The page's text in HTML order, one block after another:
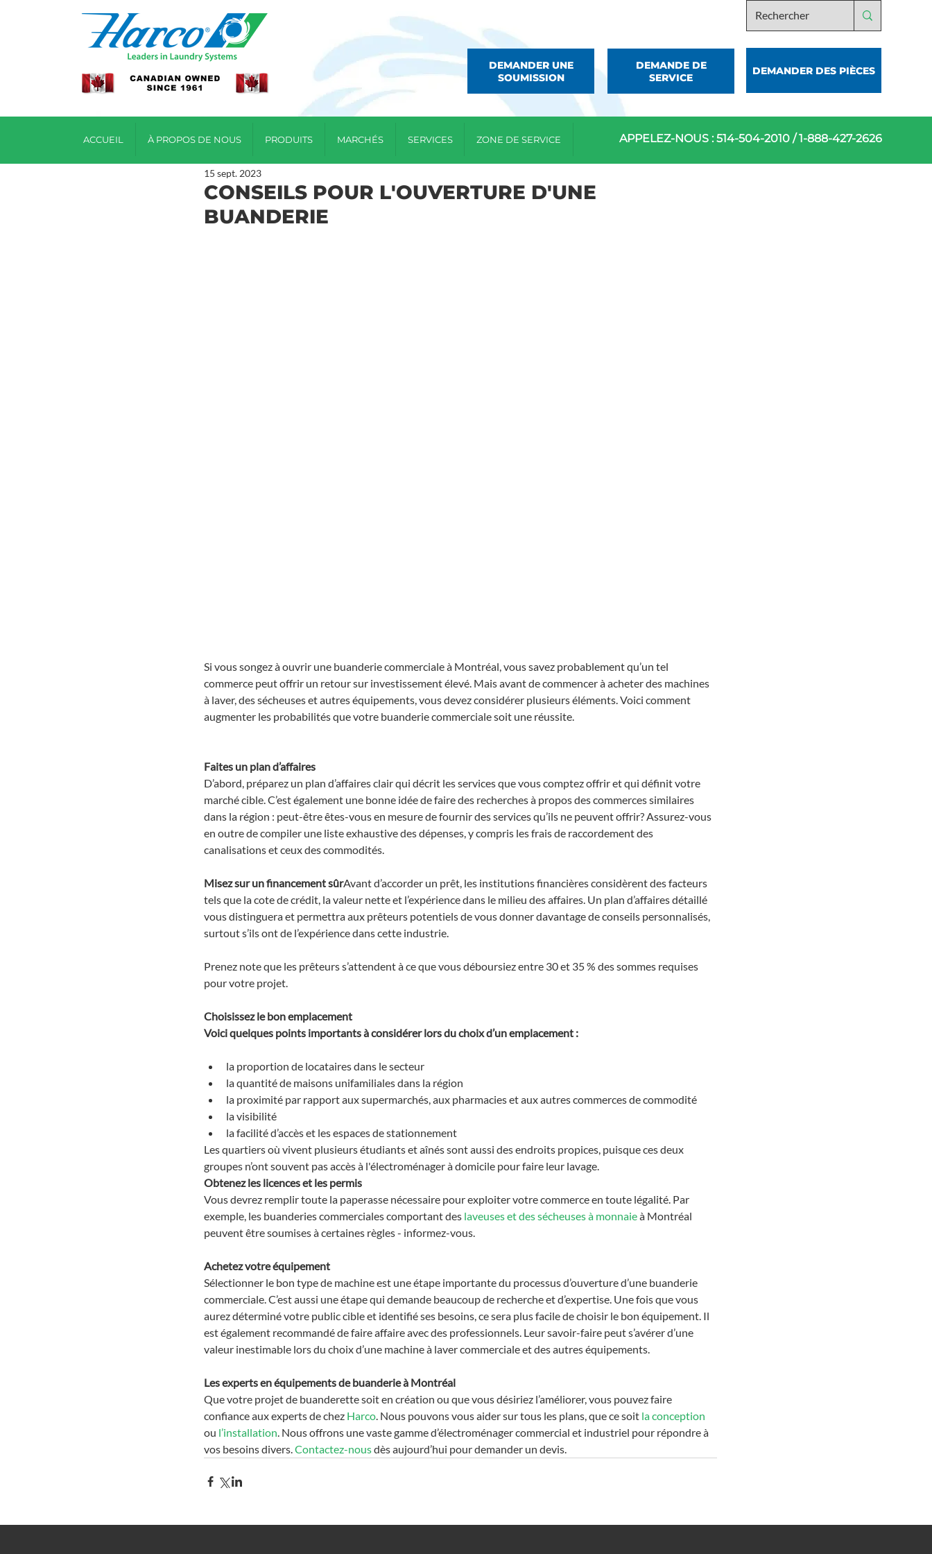
DEMANDER UNE
SOUMISSION
DEMANDE DE
SERVICE
DEMANDER DES PIÈCES
ACCUEIL À PROPOS DE NOUS PRODUITS MARCHÉS SERVICES ZONE DE SERVICE APPELEZ-NOUS : 514-504-2010 /1-888-427-2626
CONSEILS POUR L'OUVERTURE D'UNE
BUANDERIE
15 sept. 2023
Si vous songez à ouvrir une buanderie commerciale à Montréal, vous savez probablement qu’un tel
commerce peut offrir un retour sur investissement élevé. Mais avant de commencer à acheter des machines
à laver, des sécheuses et autres équipements, vous devez considérer plusieurs éléments. Voici comment
augmenter les probabilités que votre buanderie commerciale soit une réussite.
Faites un plan d’affaires
D’abord, préparez un plan d’affaires clair qui décrit les services que vous comptez offrir et qui définit votre
marché cible. C’est également une bonne idée de faire des recherches à propos des commerces similaires
dans la région : peut-être êtes-vous en mesure de fournir des services qu’ils ne peuvent offrir? Assurez-vous
en outre de compiler une liste exhaustive des dépenses, y compris les frais de raccordement des
canalisations et ceux des commodités.
Misez sur un financement sûrAvant d’accorder un prêt, les institutions financières considèrent des facteurs
tels que la cote de crédit, la valeur nette et l’expérience dans le milieu des affaires. Un plan d’affaires détaillé
vous distinguera et permettra aux prêteurs potentiels de vous donner davantage de conseils personnalisés,
surtout s’ils ont de l’expérience dans cette industrie.
Prenez note que les prêteurs s’attendent à ce que vous déboursiez entre 30 et 35 % des sommes requises
pour votre projet.
Choisissez le bon emplacement
Voici quelques points importants à considérer lors du choix d’un emplacement :
la proportion de locataires dans le secteur
la quantité de maisons unifamiliales dans la région
la proximité par rapport aux supermarchés, aux pharmacies et aux autres commerces de commodité
la visibilité
la facilité d’accès et les espaces de stationnement
Les quartiers où vivent plusieurs étudiants et aînés sont aussi des endroits propices, puisque ces deux
groupes n’ont souvent pas accès à l'électroménager à domicile pour faire leur lavage.
Obtenez les licences et les permis
Vous devrez remplir toute la paperasse nécessaire pour exploiter votre commerce en toute légalité. Par
exemple, les buanderies commerciales comportant des laveuses et des sécheuses à monnaie à Montréal
peuvent être soumises à certaines règles - informez-vous.
Achetez votre équipement
Sélectionner le bon type de machine est une étape importante du processus d’ouverture d’une buanderie
commerciale. C’est aussi une étape qui demande beaucoup de recherche et d’expertise. Une fois que vous
aurez déterminé votre public cible et identifié ses besoins, ce sera plus facile de choisir le bon équipement. Il
est également recommandé de faire affaire avec des professionnels. Leur savoir-faire peut s’avérer d’une
valeur inestimable lors du choix d’une machine à laver commerciale et des autres équipements.
Les experts en équipements de buanderie à Montréal
Que votre projet de buanderette soit en création ou que vous désiriez l’améliorer, vous pouvez faire
confiance aux experts de chez Harco. Nous pouvons vous aider sur tous les plans, que ce soit la conception
ou l’installation. Nous offrons une vaste gamme d’électroménager commercial et industriel pour répondre à
vos besoins divers. Contactez-nous dès aujourd’hui pour demander un devis.